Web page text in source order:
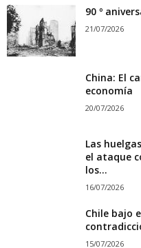
90 º
21/07/2026
China: El
economía
20/07/2026
Las
el ataque
los...
16/07/2026
Chile bajo
15/07/2026